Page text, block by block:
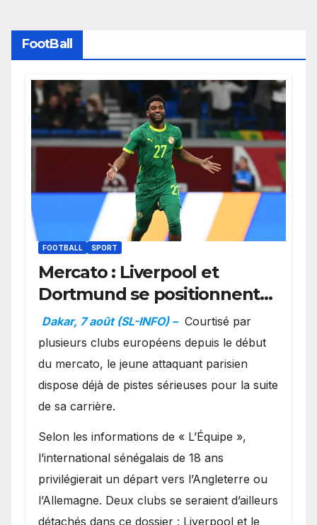
FootBall
FOOTBALL SPORT
Mercato : Liverpool et
Dortmund se positionnent
en favoris pour recruter
Ibrahim Mbaye
Dakar, 7 août (SL-INFO) – Courtisé par
plusieurs clubs européens depuis le début
du mercato, le jeune attaquant parisien
dispose déjà de pistes sérieuses pour la suite
de sa carrière.
Selon les informations de « L’Équipe »,
l’international sénégalais de 18 ans
privilégierait un départ vers l’Angleterre ou
l’Allemagne. Deux clubs se seraient d’ailleurs
détachés dans ce dossier : Liverpool et le